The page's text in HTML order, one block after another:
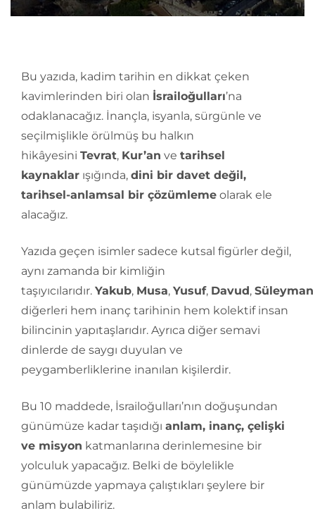
Bu yazıda, kadim tarihin en dikkat çeken
kavimlerinden biri olan İsrailoğulları’na
odaklanacağız. İnançla, isyanla, sürgünle ve
seçilmişlikle örülmüş bu halkın
hikâyesini Tevrat, Kur’an ve tarihsel
kaynaklar ışığında, dini bir davet değil,
tarihsel-anlamsal bir çözümleme olarak ele
alacağız.
Yazıda geçen isimler sadece kutsal figürler değil,
aynı zamanda bir kimliğin
taşıyıcılarıdır. Yakub, Musa, Yusuf, Davud, Süleyman
diğerleri hem inanç tarihinin hem kolektif insan
bilincinin yapıtaşlarıdır. Ayrıca diğer semavi
dinlerde de saygı duyulan ve
peygamberliklerine inanılan kişilerdir.
Bu 10 maddede, İsrailoğulları’nın doğuşundan
günümüze kadar taşıdığı anlam, inanç, çelişki
ve misyon katmanlarına derinlemesine bir
yolculuk yapacağız. Belki de böylelikle
günümüzde yapmaya çalıştıkları şeylere bir
anlam bulabiliriz.